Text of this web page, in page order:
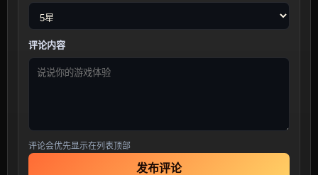
评论内容
评论会优先显示在列表顶部
发布评论